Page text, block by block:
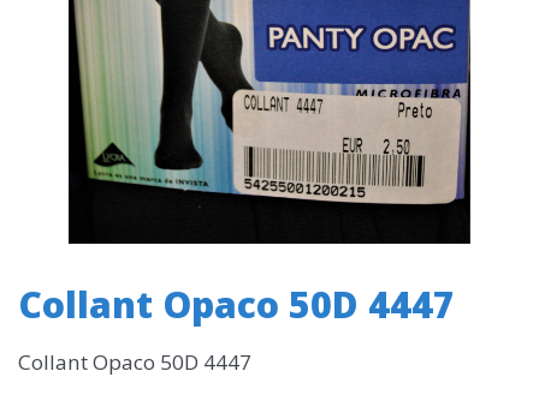
Collant Opaco 50D 4447
Collant Opaco 50D 4447